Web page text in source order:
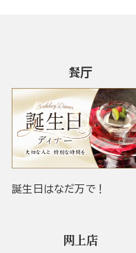
餐厅
誕生日はなだ万で！
网上店